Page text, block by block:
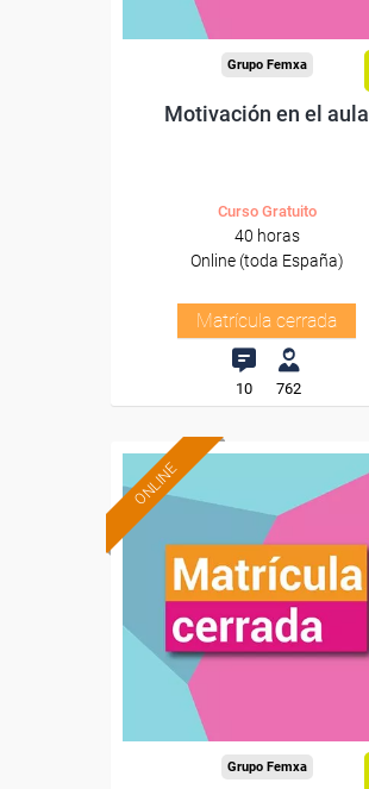
Grupo Femxa
Motivación en el aula
Curso Gratuito
40 horas
Online (toda España)
Matrícula cerrada
10 762
ONLINE
Grupo Femxa